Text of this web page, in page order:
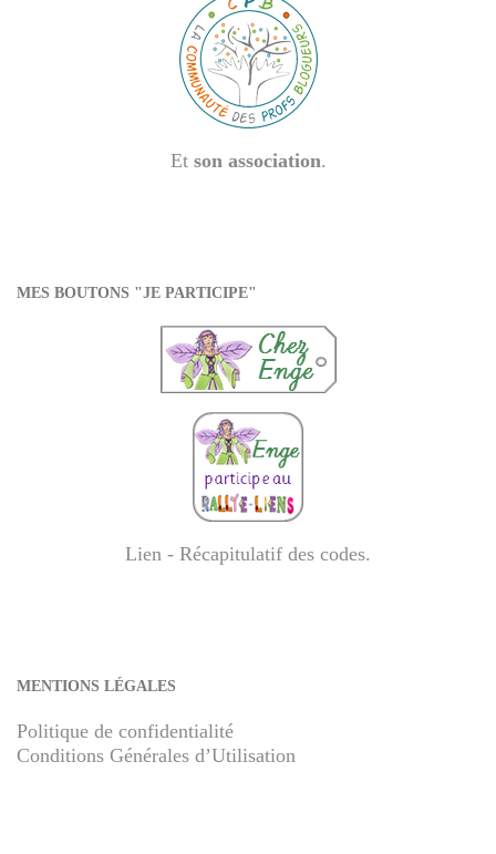
Et son association.
MES BOUTONS "JE PARTICIPE"
Lien - Récapitulatif des codes.
MENTIONS LÉGALES
Politique de confidentialité
Conditions Générales d’Utilisation